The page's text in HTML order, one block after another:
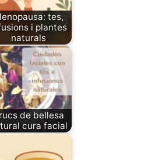
tes,
i plantes
naturals
de bellesa
cura facial